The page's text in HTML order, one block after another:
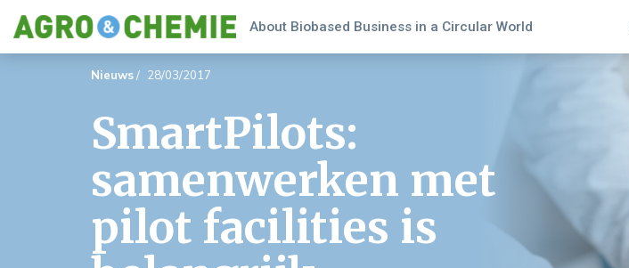
About Biobased Business in a Circular World
Nieuws/ 28/03/2017
SmartPilots:
samenwerken met
pilot facilities is